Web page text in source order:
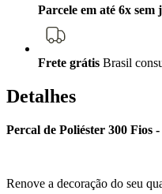
Parcele em até 6x sem
Frete grátis Brasil
Detalhes
Percal de Poliéster 300 Fios
Renove a decoração do seu